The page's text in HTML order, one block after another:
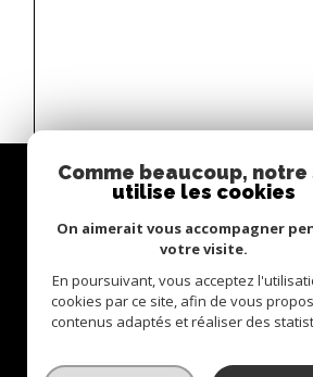
© 2026 | TOUS DROITS
Comme beaucoup, notre
utilise les cookies
On aimerait vous accompagner
votre visite.
En poursuivant, vous acceptez
cookies par ce site, afin de vous
contenus adaptés et réaliser des